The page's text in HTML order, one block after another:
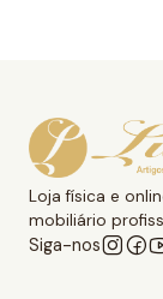
Loja física e
mobiliário
Siga-nos